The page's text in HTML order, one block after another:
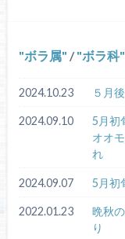
ボラ属 / ボラ科
2024.10.23 ５月
2024.09.10
5月初
オオ
れ
2024.09.07 5月初
2022.01.23
晩秋
り